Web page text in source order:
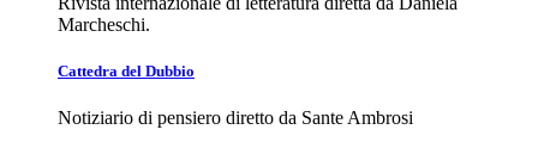
Marcheschi.
Cattedra del Dubbio
Notiziario di pensiero diretto da Sante Ambrosi